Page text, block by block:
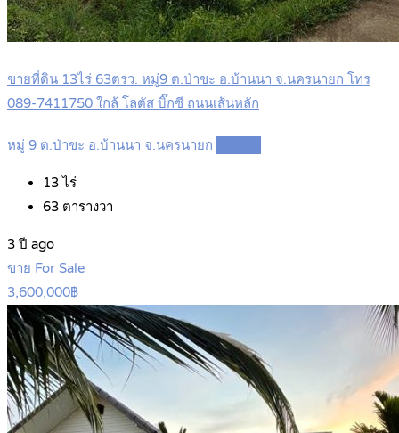
ขายที่ดิน 13ไร่ 63ตรว. หมู่9 ต.ป่าขะ อ.บ้านนา จ.นครนายก โทร
089-7411750 ใกล้ โลตัส บิ๊กซี ถนนเส้นหลัก
หมู่ 9 ต.ป่าขะ อ.บ้านนา จ.นครนายก
13 ไร่
63 ตารางวา
3 ปี ago
ขาย For Sale
3,600,000฿